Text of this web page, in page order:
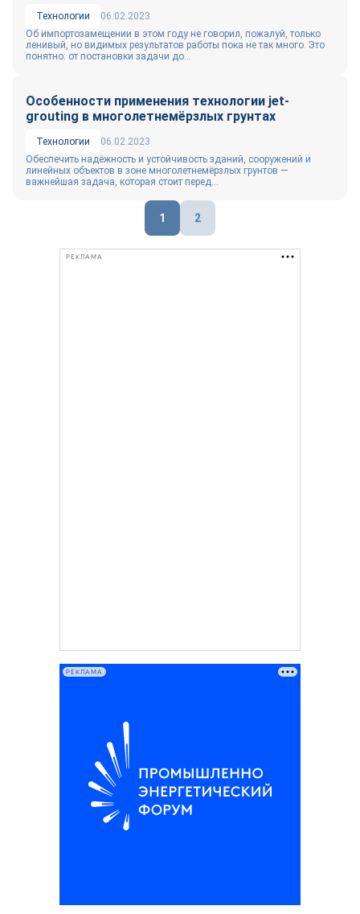
РЕКЛАМА
Технологии
06.02.2023
Об импортозамещении в этом году не говорил, пожалуй, только
ленивый, но видимых результатов работы пока не так много. Это
понятно: от постановки задачи до...
Особенности применения технологии jet-
grouting в многолетнемёрзлых грунтах
Технологии
06.02.2023
Обеспечить надёжность и устойчивость зданий, сооружений и
линейных объектов в зоне многолетнемёрзлых грунтов —
важнейшая задача, которая стоит перед...
1 2
РЕКЛАМА